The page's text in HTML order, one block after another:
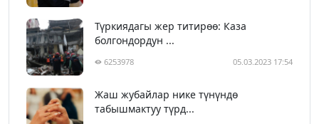
Түркиядагы жер титирөө: Каза
болгондордун ...
6253978 05.03.2023 17:54
Жаш жубайлар нике түнүндө
табышмактуу түрд...